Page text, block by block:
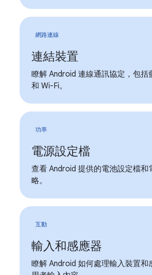
網路連線
連結裝置
瞭解 Android 連線通訊協定，包括
和 Wi-Fi。
功率
電源設定檔
查看 Android 提供的電池設定檔和
略。
互動
輸入和感應器
瞭解 Android 如何處理輸入裝置和